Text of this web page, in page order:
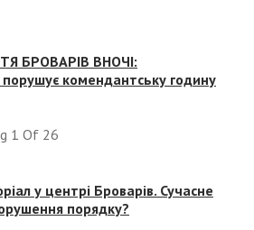
БРОВАРІВ ВНОЧІ:
комендантську годину
1 Of 26
у центрі Броварів. Сучасне
порядку?